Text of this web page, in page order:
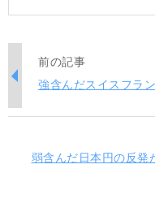
前の記事
強含んだスイスフラ
弱含んだ日本円の反発